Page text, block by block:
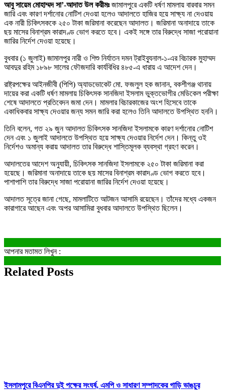
আবু সায়েম মোহাম্মদ সা’-আদাত উল করীমঃজামালপুরে একটি ধর্ষণ মামলায় বারবার সমন
জারি এবং কারণ দর্শানোর নোটিশ দেওয়া হলেও আদালতে হাজির হয়ে সাক্ষ্য না দেওয়ায়
এক নারী চিকিৎসককে ২৫০ টাকা জরিমানা করেছেন আদালত। জরিমানা অনাদায়ে তাকে
ছয় মাসের বিনাশ্রম কারাদণ্ড ভোগ করতে হবে। একই সঙ্গে তার বিরুদ্ধে সাজা পরোয়ানা
জারির নির্দেশ দেওয়া হয়েছে।
বুধবার (১ জুলাই) জামালপুর নারী ও শিশু নির্যাতন দমন ট্রাইব্যুনাল-১-এর বিচারক মুহাম্মদ
আবদুর রহিম ১৮৯৮ সালের ফৌজদারি কার্যবিধির ৪৮৫-এ ধারায় এ আদেশ দেন।
রাষ্ট্রপক্ষের আইনজীবী (পিপি) অ্যাডভোকেট মো. ফজলুল হক জানান, বকশীগঞ্জ থানায়
দায়ের করা একটি ধর্ষণ মামলায় চিকিৎসক সানজিদা ইসলাম ভুক্তভোগীর মেডিকেল পরীক্ষা
শেষে আদালতে প্রতিবেদন জমা দেন। মামলার বিচারকাজের অংশ হিসেবে তাকে
একাধিকবার সাক্ষ্য দেওয়ার জন্য সমন জারি করা হলেও তিনি আদালতে উপস্থিত হননি।
তিনি বলেন, গত ২৯ জুন আদালত চিকিৎসক সানজিদা ইসলামকে কারণ দর্শানোর নোটিশ
দেন এবং ১ জুলাই আদালতে উপস্থিত হয়ে সাক্ষ্য দেওয়ার নির্দেশ দেন। কিন্তু ওই
নির্দেশও অমান্য করায় আদালত তার বিরুদ্ধে শাস্তিমূলক ব্যবস্থা গ্রহণ করেন।
আদালতের আদেশ অনুযায়ী, চিকিৎসক সানজিদা ইসলামকে ২৫০ টাকা জরিমানা করা
হয়েছে। জরিমানা অনাদায়ে তাকে ছয় মাসের বিনাশ্রম কারাদণ্ড ভোগ করতে হবে।
পাশাপাশি তার বিরুদ্ধে সাজা পরোয়ানা জারির নির্দেশ দেওয়া হয়েছে।
আদালত সূত্রে জানা গেছে, মামলাটিতে আটজন আসামি রয়েছেন। তাঁদের মধ্যে একজন
কারাগারে আছেন এবং অপর আসামিরা বুধবার আদালতে উপস্থিত ছিলেন।
আপনার মতামত লিখুন :
Related Posts
ইসলামপুরে বিএনপির দুই পক্ষের সংঘর্ষ, এমপি ও সাধারণ সম্পাদকের গাড়ি ভাঙচুর